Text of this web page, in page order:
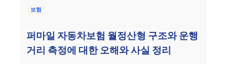
보험
퍼마일 자동차보험 월정산형 구조와 운행
거리 측정에 대한 오해와 사실 정리